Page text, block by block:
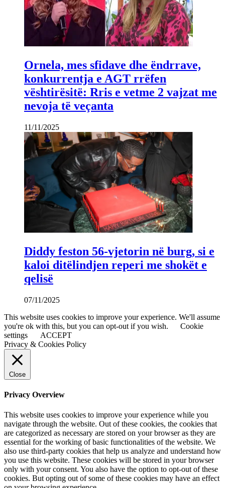
Ornela, mes sfidave dhe ëndrrave,
konkurrentja e AGT rrëfen
vështirësitë: Rris e vetme 2 vajzat me
nevoja të veçanta
11/11/2025
Diddy feston 56-vjetorin në burg, si e
kaloi ditëlindjen reperi me shokët e
qelisë
07/11/2025
This website uses cookies to improve your experience. We'll assume
you're ok with this, but you can opt-out if you wish.
Cookie
settings
ACCEPT
Privacy & Cookies Policy
Close
Privacy Overview
This website uses cookies to improve your experience while you
navigate through the website. Out of these cookies, the cookies that
are categorized as necessary are stored on your browser as they are
essential for the working of basic functionalities of the website. We
also use third-party cookies that help us analyze and understand how
you use this website. These cookies will be stored in your browser
only with your consent. You also have the option to opt-out of these
cookies. But opting out of some of these cookies may have an effect